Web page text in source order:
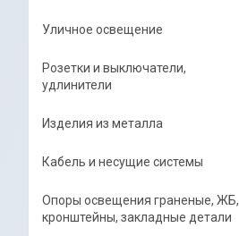
Уличное освещение
Розетки и выключатели,
удлинители
Изделия из металла
Кабель и несущие системы
Опоры освещения граненые, ЖБ,
кронштейны, закладные детали